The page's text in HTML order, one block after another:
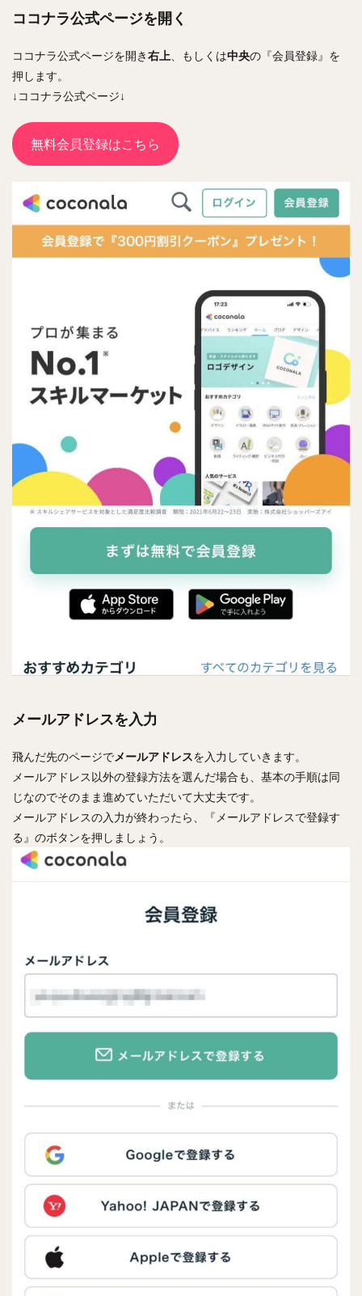
ココナラ公式ページを開く
ココナラ公式ページを開き右上 、もしくは中央の『会員登録』を
押します。
↓ココナラ公式ページ↓
無料会員登録はこちら
メールアドレスを入力
飛んだ先のページでメールアドレスを入力していきます。
メールアドレス以外の登録方法を選んだ場合も、基本の手順は同
じなのでそのまま進めていただいて大丈夫です。
メールアドレスの入力が終わったら、『メールアドレスで登録す
る』のボタンを押しましょう。